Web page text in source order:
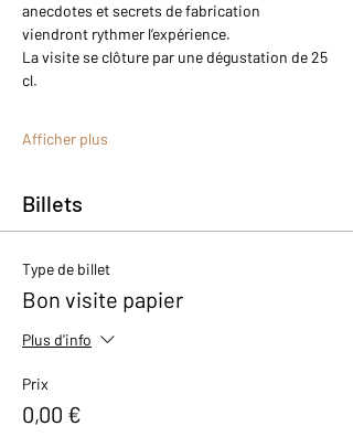
anecdotes et secrets de fabrication
viendront rythmer l’expérience.
La visite se clôture par une dégustation de 25
cl.
Afficher plus
Billets
Type de billet
Bon visite papier
Plus d'info
Prix
0,00 €